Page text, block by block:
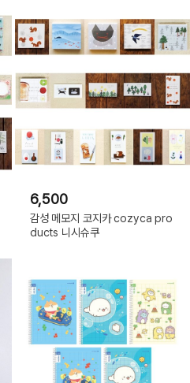
6,500
감성 메모지 코지카 cozyca pro
ducts 니시슈쿠